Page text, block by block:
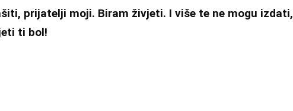
prijatelji moji. Biram živjeti. I više te ne mogu izdati,
ti bol!